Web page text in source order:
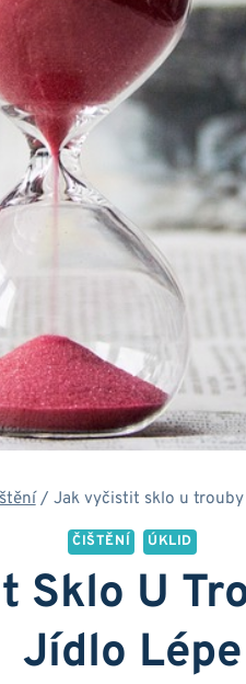
/ Jak vyčistit sklo u
ČIŠTĚNÍ ÚKLID
Sklo U
Jídlo Lépe